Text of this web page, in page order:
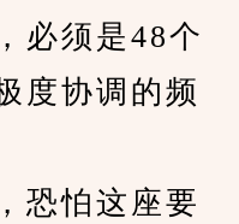
必须是48个
度协调的频
怕这座要